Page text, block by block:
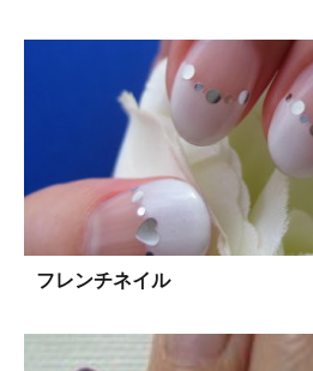
フレンチネイル